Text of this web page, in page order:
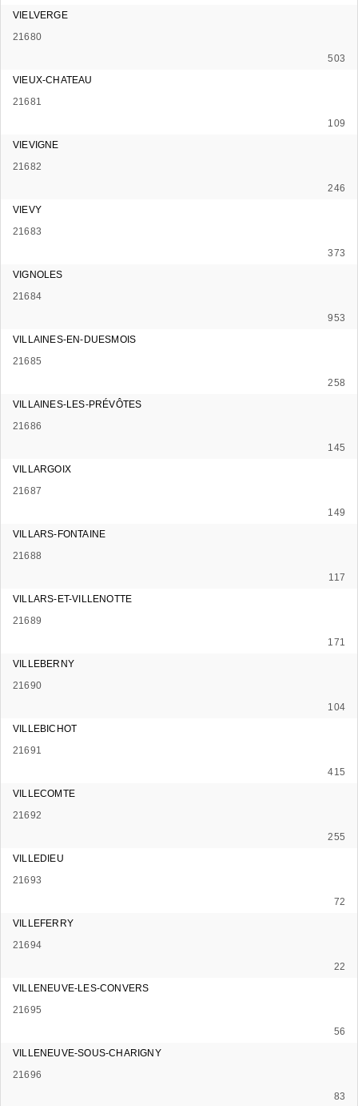
VIELVERGE
21680
503
VIEUX-CHATEAU
21681
109
VIEVIGNE
21682
246
VIEVY
21683
373
VIGNOLES
21684
953
VILLAINES-EN-DUESMOIS
21685
258
VILLAINES-LES-PRÉVÔTES
21686
145
VILLARGOIX
21687
149
VILLARS-FONTAINE
21688
117
VILLARS-ET-VILLENOTTE
21689
171
VILLEBERNY
21690
104
VILLEBICHOT
21691
415
VILLECOMTE
21692
255
VILLEDIEU
21693
72
VILLEFERRY
21694
22
VILLENEUVE-LES-CONVERS
21695
56
VILLENEUVE-SOUS-CHARIGNY
21696
83